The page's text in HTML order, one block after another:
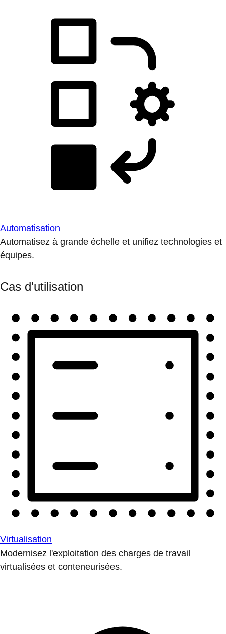
Automatisation
Automatisez à grande échelle et unifiez technologies et
équipes.
Cas d'utilisation
Virtualisation
Modernisez l'exploitation des charges de travail
virtualisées et conteneurisées.